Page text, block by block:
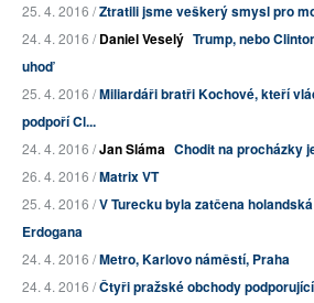
25. 4. 2016 /Ztratili jsme veškerý smysl pro
24. 4. 2016 /Daniel Veselý Trump, nebo
uhoď
25. 4. 2016 /Miliardáři bratři Kochové, kteří
podpoří Cl...
24. 4. 2016 /Jan Sláma Chodit na procházky
26. 4. 2016 /Matrix VT
25. 4. 2016 /V Turecku byla zatčena
Erdogana
24. 4. 2016 /Metro, Karlovo náměstí, Praha
24. 4. 2016 /Čtyři pražské obchody